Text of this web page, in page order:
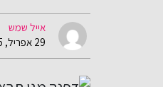
אייל שמש
29 אפריל, 2025 18:18